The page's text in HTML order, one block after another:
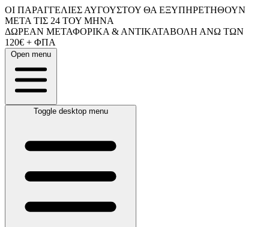
ΟΙ ΠΑΡΑΓΓΕΛΙΕΣ ΑΥΓΟΥΣΤΟΥ ΘΑ ΕΞΥΠΗΡΕΤΗΘΟΥΝ
ΜΕΤΑ ΤΙΣ 24 ΤΟΥ ΜΗΝΑ
ΔΩΡΕΑΝ ΜΕΤΑΦΟΡΙΚΑ & ΑΝΤΙΚΑΤΑΒΟΛΗ ΑΝΩ ΤΩΝ
120€ + ΦΠΑ
Open menu
Toggle desktop menu